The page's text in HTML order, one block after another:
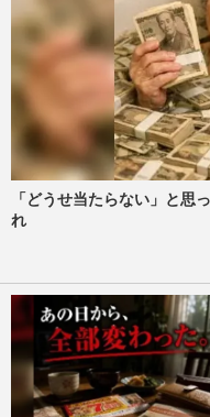
「どうせ当たらない」と思
れ